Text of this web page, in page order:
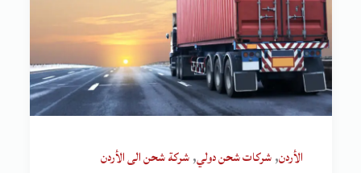
الأردن,شركات شحن دولي,شركة شحن الى الأردن